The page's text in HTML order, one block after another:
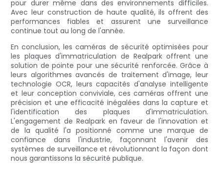
pour durer même dans des environnements difficiles.
Avec leur construction de haute qualité, ils offrent des
performances fiables et assurent une surveillance
continue tout au long de l'année.
En conclusion, les caméras de sécurité optimisées pour
les plaques d'immatriculation de Realpark offrent une
solution de pointe pour une sécurité renforcée. Grâce à
leurs algorithmes avancés de traitement d'image, leur
technologie OCR, leurs capacités d'analyse intelligente
et leur conception conviviale, ces caméras offrent une
précision et une efficacité inégalées dans la capture et
l'identification des plaques d'immatriculation.
L'engagement de Realpark en faveur de l'innovation et
de la qualité l'a positionné comme une marque de
confiance dans l'industrie, façonnant l'avenir des
systèmes de surveillance et révolutionnant la façon dont
nous garantissons la sécurité publique.